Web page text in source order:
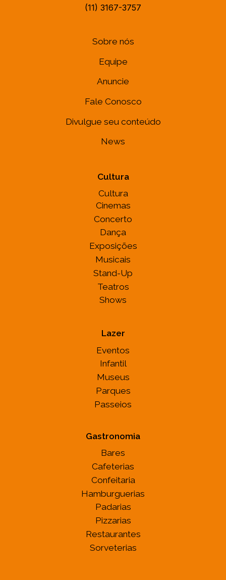
(11) 3167-3757
Sobre nós
Equipe
Anuncie
Fale Conosco
Divulgue seu conteúdo
News
Cultura
Cultura
Cinemas
Concerto
Dança
Exposições
Musicais
Stand-Up
Teatros
Shows
Lazer
Eventos
Infantil
Museus
Parques
Passeios
Gastronomia
Bares
Cafeterias
Confeitaria
Hamburguerias
Padarias
Pizzarias
Restaurantes
Sorveterias